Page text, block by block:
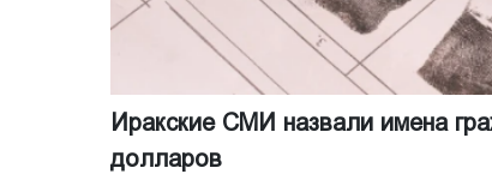
Иракские СМИ назвали имена
долларов